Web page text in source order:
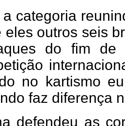
a categoria
eles outros seis
do fim de
no kartismo
faz diferença
defendeu as